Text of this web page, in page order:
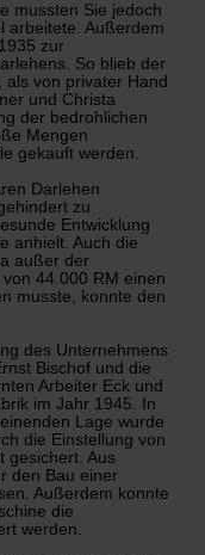
mussten Sie jedoch
arbeitete. Außerdem
zur
So blieb der
von privater Hand
und Christa
der bedrohlichen
Mengen
gekauft werden.
Darlehen
zu
Entwicklung
anhielt. Auch die
außer der
44.000 RM einen
musste, konnte den
des Unternehmens
Bischof und die
Arbeiter Eck und
im Jahr 1945. In
Lage wurde
die Einstellung von
gesichert. Aus
den Bau einer
Außerdem konnte
die
werden.